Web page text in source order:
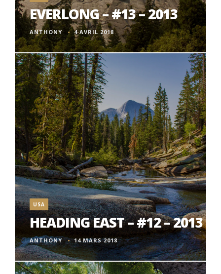
EVERLONG – #13 – 2013
ANTHONY 4 AVRIL 2018
USA
HEADING EAST – #12 – 2013
ANTHONY 14 MARS 2018